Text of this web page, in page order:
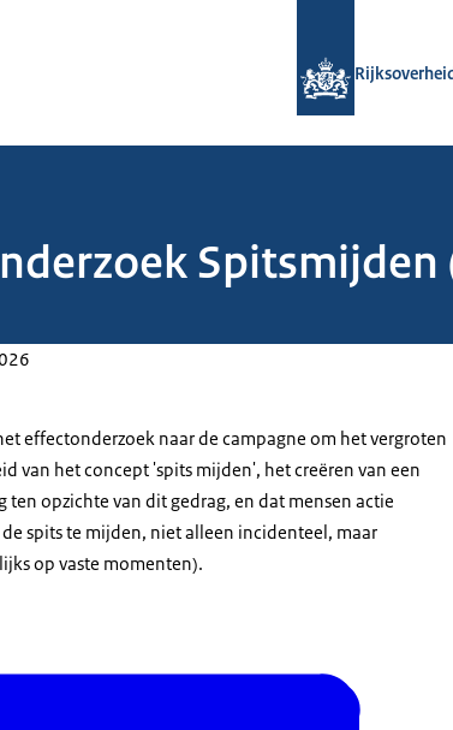
effectonderzoek naar de campagne om het vergroten
van het concept 'spits mijden', het creëren van een
ten opzichte van dit gedrag, en dat mensen actie
spits te mijden, niet alleen incidenteel, maar
op vaste momenten).